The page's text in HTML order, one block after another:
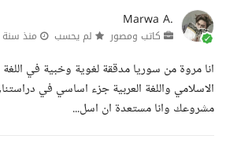
Marwa A.
كاتب ومصور لم يحسب منذ سنة
انا مروة من سوريا مدققة لغوية وخبية في
الاسلامي واللغة العربية جزء اساسي في
مشروعك وانا مستعدة ان اسل...